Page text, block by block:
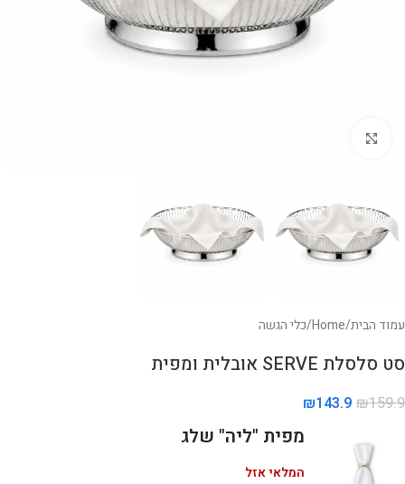
עמוד הבית/
Home
/כלי הגשה
סט סלסלת SERVE אובלית ומפית
₪159.9
₪143.9
מפית "ליה" שלג
המלאי אזל